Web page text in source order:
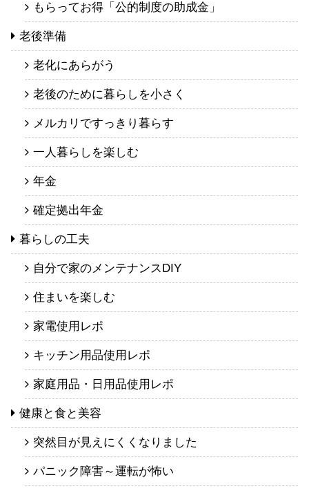
もらってお得「公的制度の助成金」
老後準備
老化にあらがう
老後のために暮らしを小さく
メルカリですっきり暮らす
一人暮らしを楽しむ
年金
確定拠出年金
暮らしの工夫
自分で家のメンテナンスDIY
住まいを楽しむ
家電使用レポ
キッチン用品使用レポ
家庭用品・日用品使用レポ
健康と食と美容
突然目が見えにくくなりました
パニック障害～運転が怖い